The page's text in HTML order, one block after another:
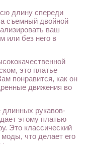
длину спереди
а съемный двойной
ваш
или без него в
это платье
понравится, как он
движения во
рукавов-
этому платью
Это классический
что делает его